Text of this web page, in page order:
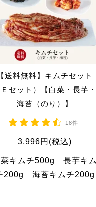
送料無料】キムチセット
セット）【白菜・長芋・
海苔（のり）】
18件
3,996円(税込)
菜キムチ500g 長芋キム
200g 海苔キムチ200g